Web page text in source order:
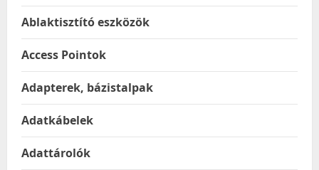
Ablaktisztító eszközök
Access Pointok
Adapterek, bázistalpak
Adatkábelek
Adattárolók